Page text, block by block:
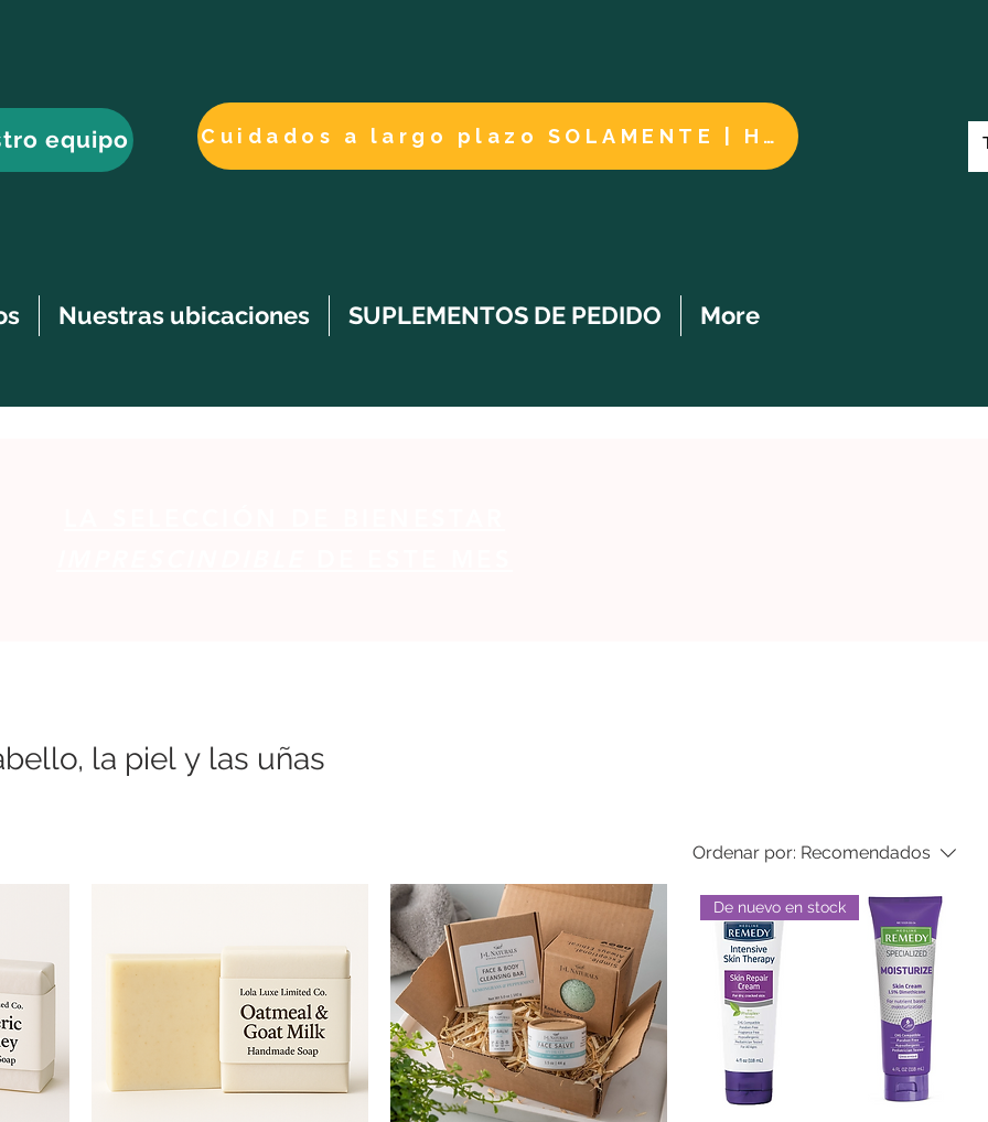
equipo Cuidados a largo plazo SOLAMENTE | HACER UN PAGO
Nuestras ubicaciones SUPLEMENTOS DE PEDIDO More
la piel y las uñas
Ordenar por: Recomendados
De nuevo en stock